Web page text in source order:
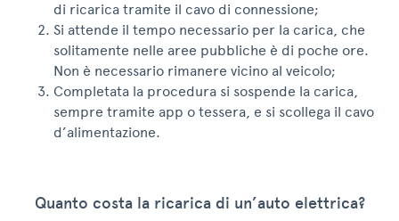
di ricarica tramite il cavo di connessione;
Si attende il tempo necessario per la carica, che
solitamente nelle aree pubbliche è di poche ore.
Non è necessario rimanere vicino al veicolo;
Completata la procedura si sospende la carica,
sempre tramite app o tessera, e si scollega il cavo
d’alimentazione.
Quanto costa la ricarica di un’auto elettrica?